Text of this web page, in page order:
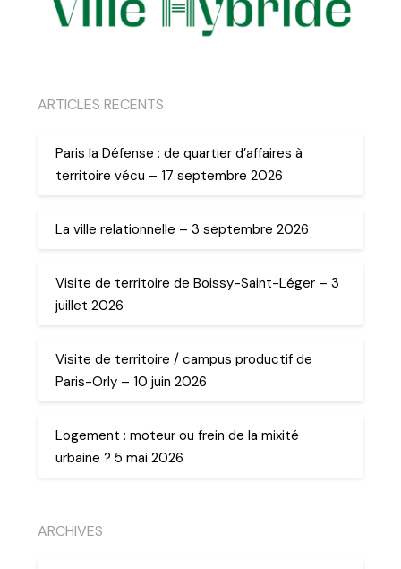
ARTICLES RECENTS
Paris la Défense : de quartier d’affaires à
territoire vécu – 17 septembre 2026
La ville relationnelle – 3 septembre 2026
Visite de territoire de Boissy-Saint-Léger – 3
juillet 2026
Visite de territoire / campus productif de
Paris-Orly – 10 juin 2026
Logement : moteur ou frein de la mixité
urbaine ? 5 mai 2026
ARCHIVES